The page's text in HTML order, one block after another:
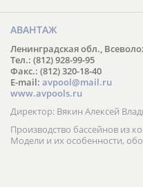
АВАНТАЖ
Ленинградская обл.,
Тел.: (812) 928-99-95
Факс.: (812) 320-18-40
E-mail: avpool@mail.ru
www.avpools.ru
Директор: Вякин Алексей
Производство бассейнов из
Модели и их особенности,